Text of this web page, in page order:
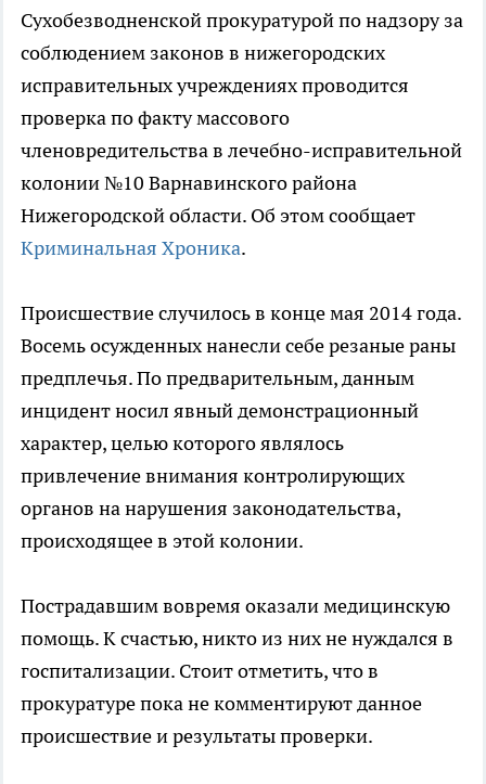
Сухобезводненской прокуратурой по надзору за
соблюдением законов в нижегородских
исправительных учреждениях проводится
проверка по факту массового
членовредительства в лечебно-исправительной
колонии №10 Варнавинского района
Нижегородской области. Об этом сообщает
Криминальная Хроника.
Происшествие случилось в конце мая 2014 года.
Восемь осужденных нанесли себе резаные раны
предплечья. По предварительным, данным
инцидент носил явный демонстрационный
характер, целью которого являлось
привлечение внимания контролирующих
органов на нарушения законодательства,
происходящее в этой колонии.
Пострадавшим вовремя оказали медицинскую
помощь. К счастью, никто из них не нуждался в
госпитализации. Стоит отметить, что в
прокуратуре пока не комментируют данное
происшествие и результаты проверки.